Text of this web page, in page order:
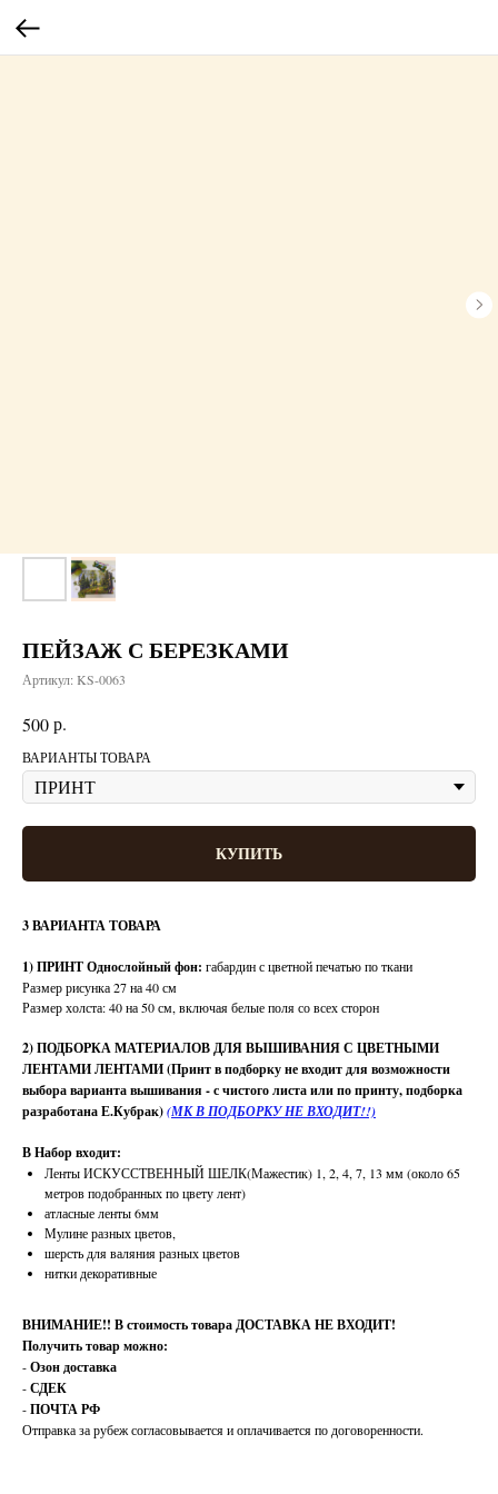
ПЕЙЗАЖ С БЕРЕЗКАМИ
Артикул: KS-0063
500р.
ВАРИАНТЫ ТОВАРА
КУПИТЬ
3 ВАРИАНТА ТОВАРА
1) ПРИНТ Однослойный фон: габардин с цветной печатью по ткани
Размер рисунка 27 на 40 см
Размер холста: 40 на 50 см, включая белые поля со всех сторон
2) ПОДБОРКА МАТЕРИАЛОВ ДЛЯ ВЫШИВАНИЯ С ЦВЕТНЫМИ
ЛЕНТАМИ ЛЕНТАМИ (Принт в подборку не входит для возможности
выбора варианта вышивания - с чистого листа или по принту, подборка
разработана Е.Кубрак)(МК В ПОДБОРКУ НЕ ВХОДИТ!!)
В Набор входит:
Ленты ИСКУССТВЕННЫЙ ШЕЛК(Мажестик) 1, 2, 4, 7, 13 мм (около 65
метров подобранных по цвету лент)
атласные ленты 6мм
Мулине разных цветов,
шерсть для валяния разных цветов
нитки декоративные
ВНИМАНИЕ!! В стоимость товара ДОСТАВКА НЕ ВХОДИТ!
Получить товар можно:
-Озон доставка
-СДЕК
-ПОЧТА РФ
Отправка за рубеж согласовывается и оплачивается по договоренности.